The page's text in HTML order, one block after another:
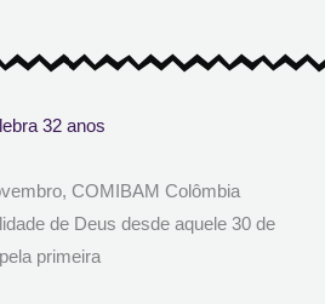
32 anos
COMIBAM Colômbia
de Deus desde aquele 30 de
primeira